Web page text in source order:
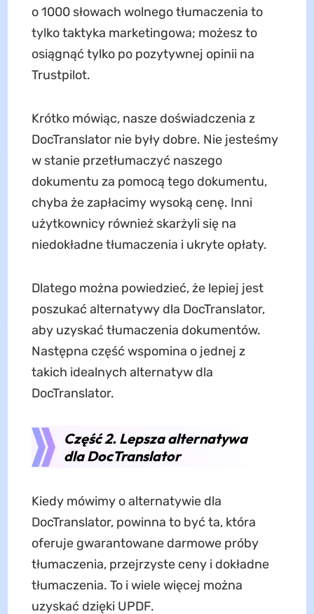
o 1000 słowach wolnego tłumaczenia to
tylko taktyka marketingowa; możesz to
osiągnąć tylko po pozytywnej opinii na
Trustpilot.
Krótko mówiąc, nasze doświadczenia z
DocTranslator nie były dobre. Nie jesteśmy
w stanie przetłumaczyć naszego
dokumentu za pomocą tego dokumentu,
chyba że zapłacimy wysoką cenę. Inni
użytkownicy również skarżyli się na
niedokładne tłumaczenia i ukryte opłaty.
Dlatego można powiedzieć, że lepiej jest
poszukać alternatywy dla DocTranslator,
aby uzyskać tłumaczenia dokumentów.
Następna część wspomina o jednej z
takich idealnych alternatyw dla
DocTranslator.
Część 2. Lepsza alternatywa
dla DocTranslator
Kiedy mówimy o alternatywie dla
DocTranslator, powinna to być ta, która
oferuje gwarantowane darmowe próby
tłumaczenia, przejrzyste ceny i dokładne
tłumaczenia. To i wiele więcej można
uzyskać dzięki UPDF.